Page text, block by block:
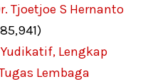
Tjoetjoe S Hernanto
Lengkap
Lembaga